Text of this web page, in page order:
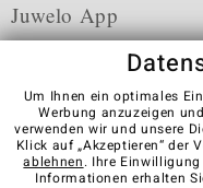
Juwelo App
Karriere AGB
Kontakt
Um Ihnen ein optimales
Werbung anzuzeigen
verwenden wir und unsere
Klick auf „Akzeptieren“ der
ablehnen. Ihre
Informationen erhalten